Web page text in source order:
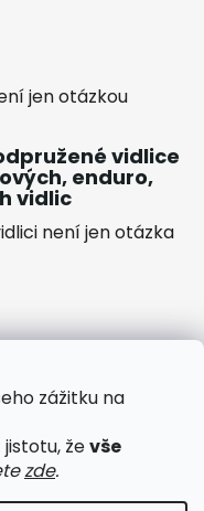
zážitku na
ževše
zde.
jen otázkou
vidlice
enduro,
vidlic
není jen otázka